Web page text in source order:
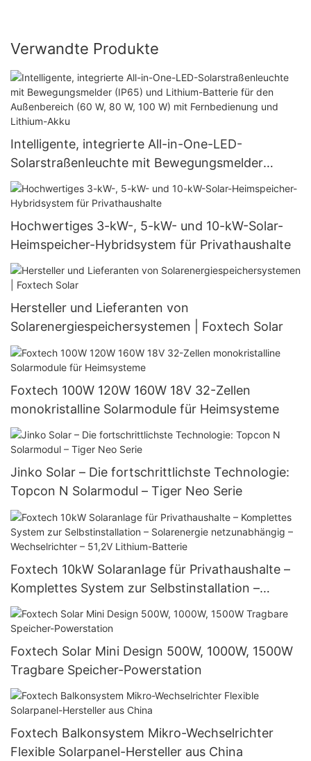
Verwandte Produkte
Intelligente, integrierte All-in-One-LED-
Solarstraßenleuchte mit Bewegungsmelder
(IP65) und Lithium-Batterie für den
Außenbereich (60 W, 80 W, 100 W) mit
Fernbedienung und Lithium-Akku
Hochwertiges 3-kW-, 5-kW- und 10-kW-Solar-
Heimspeicher-Hybridsystem für Privathaushalte
Hersteller und Lieferanten von
Solarenergiespeichersystemen | Foxtech Solar
Foxtech 100W 120W 160W 18V 32-Zellen
monokristalline Solarmodule für Heimsysteme
Jinko Solar – Die fortschrittlichste Technologie:
Topcon N Solarmodul – Tiger Neo Serie
Foxtech 10kW Solaranlage für Privathaushalte –
Komplettes System zur Selbstinstallation –
Solarenergie netzunabhängig – Wechselrichter –
51,2V Lithium-Batterie
Foxtech Solar Mini Design 500W, 1000W, 1500W
Tragbare Speicher-Powerstation
Foxtech Balkonsystem Mikro-Wechselrichter
Flexible Solarpanel-Hersteller aus China